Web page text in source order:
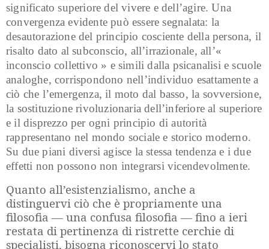
significato superiore del vivere e dell’agire. Una
convergenza evidente può essere segnalata: la
desautorazione del principio cosciente della persona, il
risalto dato al subconscio, all’irrazionale, all’«
inconscio collettivo » e simili dalla psicanalisi e scuole
analoghe, corrispondono nell’individuo esattamente a
ciò che l’emergenza, il moto dal basso, la sovversione,
la sostituzione rivoluzionaria dell’inferiore al superiore
e il disprezzo per ogni principio di autorità
rappresentano nel mondo sociale e storico moderno.
Su due piani diversi agisce la stessa tendenza e i due
effetti non possono non integrarsi vicendevolmente.
Quanto all’esistenzialismo, anche a
distinguervi ciò che è propriamente una
filosofia — una confusa filosofia — fino a ieri
restata di pertinenza di ristrette cerchie di
specialisti, bisogna riconoscervi lo stato